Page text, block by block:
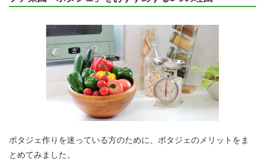
ポタジェ作りを迷っている方のために、ポタジェのメリットをま
とめてみました。